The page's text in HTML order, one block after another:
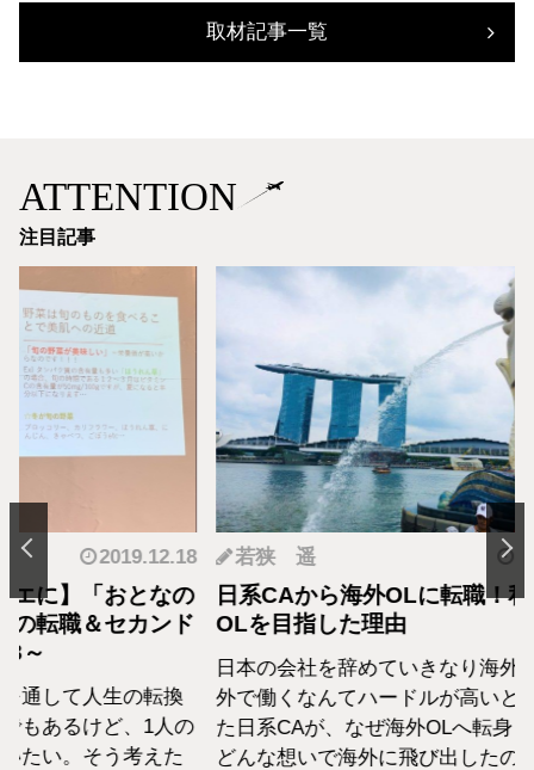
取材記事一覧
ATTENTION
注目記事
の
ド
換
人の
た
若狭 遥
日系CAから海外OLに転職！私が海外
OLを目指した理由
日本の会社を辞めていきなり海外OLに！海
外で働くなんてハードルが高いと思ってい
た日系CAが、なぜ海外OLへ転身したのか、
どんな想いで海外に飛び出したのか、私の
羽
転
日系
外資
て働
らこ